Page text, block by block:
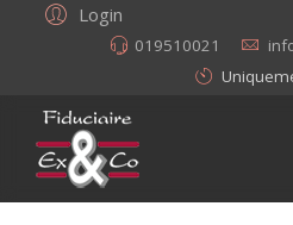
Login
019510021